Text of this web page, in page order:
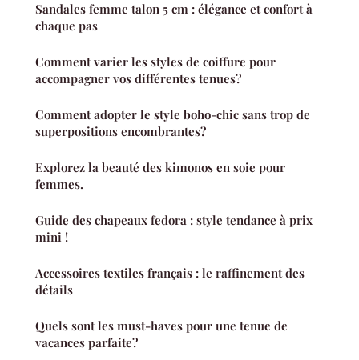
Sandales femme talon 5 cm : élégance et confort à
chaque pas
Comment varier les styles de coiffure pour
accompagner vos différentes tenues?
Comment adopter le style boho-chic sans trop de
superpositions encombrantes?
Explorez la beauté des kimonos en soie pour
femmes.
Guide des chapeaux fedora : style tendance à prix
mini !
Accessoires textiles français : le raffinement des
détails
Quels sont les must-haves pour une tenue de
vacances parfaite?